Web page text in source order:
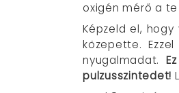
oxigén mérő a
Képzeld el,
közepette.
nyugalmadat.
pulzusszintedet!